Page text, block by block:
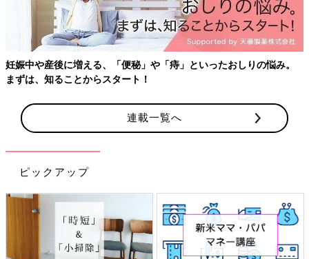
２．クルム（ジャパン・メディカル・カンパニー）
日本製で、主に小児科医が取り扱う。適応からその後の定期的チ
ェックも医師が行う。取り扱い医療機関が少ない。
３．ミシガン頭蓋形状矯正ヘルメット（メディカルユーアンドエ
アメリカ製で、主に脳外科医、形成外科医が取り扱う。適応から
その後の定期的チェックも医師が行う。ヘルメット調整は義肢装
４．スターバンド（AHS Japan Corporation）
断は医師が行うがその後医師は関与せず、ヘルメット調整は義肢
装具士が行う。
――ヘルメット矯正治療は、赤ちゃんが何カ月になったら始めら
、「便秘」や「痔」といったおしりの悩み。
スタート！
連載一覧へ
ピックアップ